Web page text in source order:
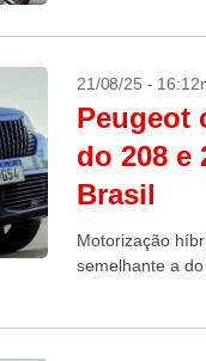
21/08/25 -
Peugeot
do 208 e
Brasil
Motorização
semelhante a